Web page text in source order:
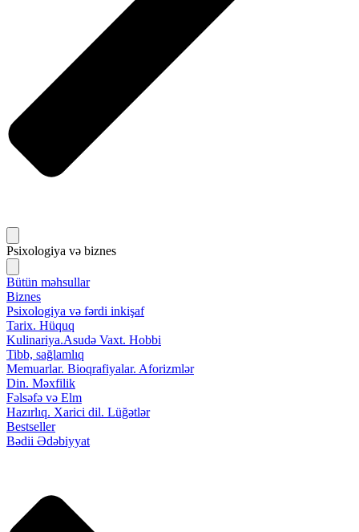
Psixologiya və biznes
Bütün məhsullar
Biznes
Psixologiya və fərdi inkişaf
Tarix. Hüquq
Kulinariya.Asudə Vaxt. Hobbi
Tibb, sağlamlıq
Memuarlar. Bioqrafiyalar. Aforizmlər
Din. Məxfilik
Fəlsəfə və Elm
Hazırlıq. Xarici dil. Lüğətlər
Bestseller
Bədii Ədəbiyyat